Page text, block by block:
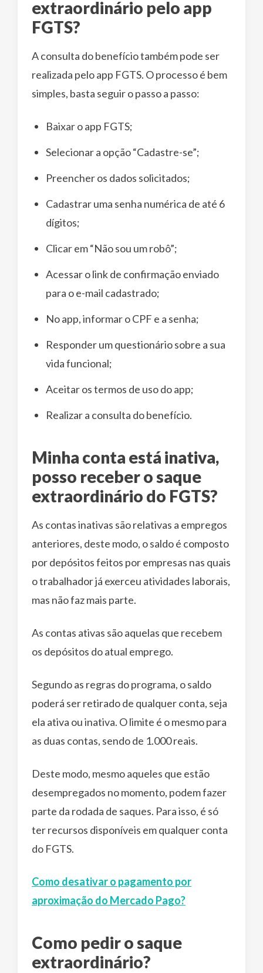
extraordinário pelo app
FGTS?
A consulta do benefício também pode ser
realizada pelo app FGTS. O processo é bem
simples, basta seguir o passo a passo:
Baixar o app FGTS;
Selecionar a opção “Cadastre-se”;
Preencher os dados solicitados;
Cadastrar uma senha numérica de até 6
dígitos;
Clicar em “Não sou um robô”;
Acessar o link de confirmação enviado
para o e-mail cadastrado;
No app, informar o CPF e a senha;
Responder um questionário sobre a sua
vida funcional;
Aceitar os termos de uso do app;
Realizar a consulta do benefício.
Minha conta está inativa,
posso receber o saque
extraordinário do FGTS?
As contas inativas são relativas a empregos
anteriores, deste modo, o saldo é composto
por depósitos feitos por empresas nas quais
o trabalhador já exerceu atividades laborais,
mas não faz mais parte.
As contas ativas são aquelas que recebem
os depósitos do atual emprego.
Segundo as regras do programa, o saldo
poderá ser retirado de qualquer conta, seja
ela ativa ou inativa. O limite é o mesmo para
as duas contas, sendo de 1.000 reais.
Deste modo, mesmo aqueles que estão
desempregados no momento, podem fazer
parte da rodada de saques. Para isso, é só
ter recursos disponíveis em qualquer conta
do FGTS.
Como desativar o pagamento por
aproximação do Mercado Pago?
Como pedir o saque
extraordinário?